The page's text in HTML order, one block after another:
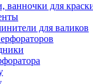
ванночки для
для валиков